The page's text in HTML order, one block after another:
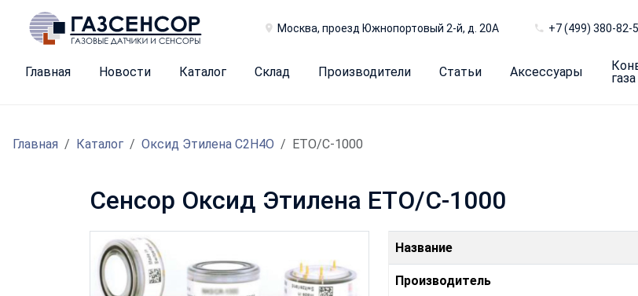
Москва, проезд Южнопортовый 2-й, д. 20А +7 (499) 380-82-
Главная Новости Каталог Склад Производители Статьи Аксессуары
газа
Главная Каталог Оксид Этилена С2H4O ETO/C-1000
Сенсор Оксид Этилена ETO/C-1000
Название
Производитель